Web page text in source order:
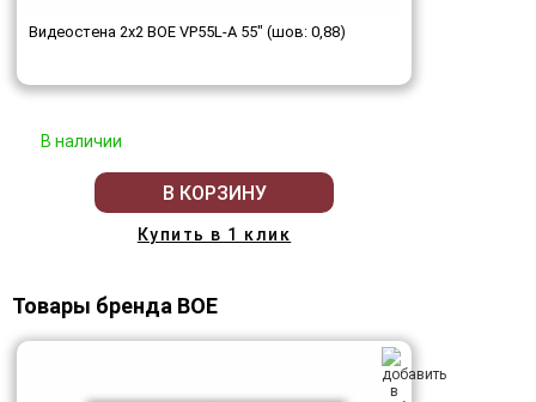
Видеостена 2x2 BOE VP55L-A 55" (шов: 0,88)
В наличии
В КОРЗИНУ
Купить в 1 клик
Товары бренда BOE